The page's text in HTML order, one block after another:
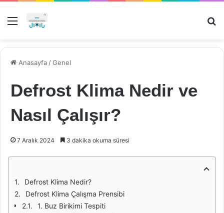
Menü
Anasayfa /Genel
Defrost Klima Nedir ve
Nasıl Çalışır?
7 Aralık 2024 3 dakika okuma süresi
Defrost Klima Nedir?
Defrost Klima Çalışma Prensibi
1. Buz Birikimi Tespiti